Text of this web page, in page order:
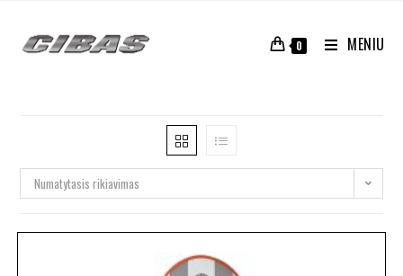
0 MENIU
Numatytasis rikiavimas